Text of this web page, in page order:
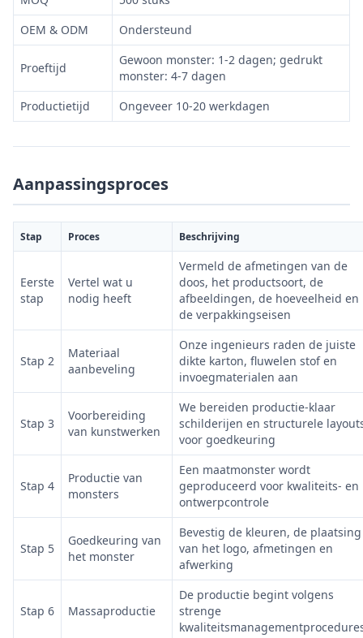
OEM & ODM
Ondersteund
Proeftijd
Gewoon monster: 1-2 dagen; gedrukt
monster: 4-7 dagen
Productietijd
Ongeveer 10-20 werkdagen
Aanpassingsproces
Stap Proces Beschrijving
Eerste
stap
Vertel wat u
nodig heeft
Vermeld de afmetingen van de
doos, het productsoort, de
afbeeldingen, de hoeveelheid en
de verpakkingseisen
Stap 2
Materiaal
aanbeveling
Onze ingenieurs raden de juiste
dikte karton, fluwelen stof en
invoegmaterialen aan
Stap 3
Voorbereiding
van kunstwerken
We bereiden productie-klaar
schilderijen en structurele
voor goedkeuring
Stap 4
Productie van
monsters
Een maatmonster wordt
geproduceerd voor kwaliteits- en
ontwerpcontrole
Stap 5
Goedkeuring van
het monster
Bevestig de kleuren, de plaatsing
van het logo, afmetingen en
afwerking
Stap 6 Massaproductie
De productie begint volgens
strenge